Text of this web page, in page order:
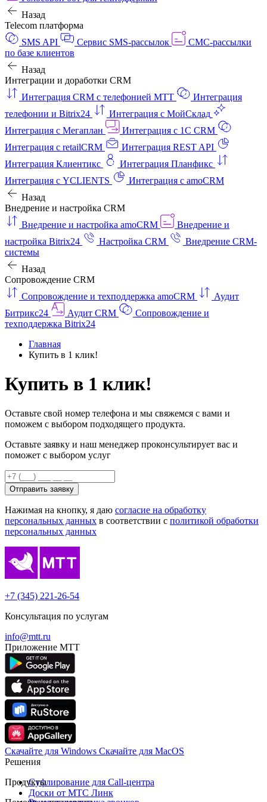
Назад
Telecom платформа
SMS API
Сервис SMS-рассылок
СМС-рассылки
по базе клиентов
Назад
Интеграции и доработки CRM
Интеграция CRM с телефонией МТТ
Интеграция
телефонии и Bitrix24
Интеграция с МойСклад
Интеграция с Мегаплан
Интеграция с 1C CRM
Интеграция с retailCRM
Интеграция REST API
Интеграция Клиентикс
Интеграция Планфикс
Интеграция с YCLIENTS
Интеграция с amoCRM
Назад
Внедрение и настройка CRM
Внедрение и настройка amoCRM
Внедрение и
настройка Bitrix24
Настройка CRM
Внедрение CRM-
системы
Назад
Сопровождение CRM
Сопровождение и техподдержка amoCRM
Аудит
Битрикс24
Аудит CRM
Сопровождение и
техподдержка Bitrix24
Главная
Купить в 1 клик!
Купить в 1 клик!
Оставьте свой номер телефона и мы свяжемся с вами и
поможем с выбором подходящего продукта.
Оставьте заявку и наш менеджер проконсультирует вас и
поможет с выбором услуг
Отправить заявку
Нажимая на кнопку, я даю согласие на обработку
персональных данных в соответствии с политикой обработки
персональных данных
+7 (345) 221-26-54
Консультация по услугам
info@mtt.ru
Приложение МТТ
Скачайте для Windows Cкачайте для MacOS
Решения
Суфлирование для Call‑центра
Доски от МТС Линк
Продукты